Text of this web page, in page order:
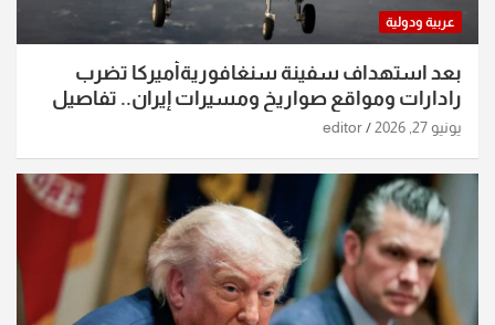
عربية ودولية
بعد استهداف سفينة سنغافوريةأميركا تضرب
رادارات ومواقع صواريخ ومسيرات إيران.. تفاصيل
الساعات الماضية
يونيو 27, 2026 editor